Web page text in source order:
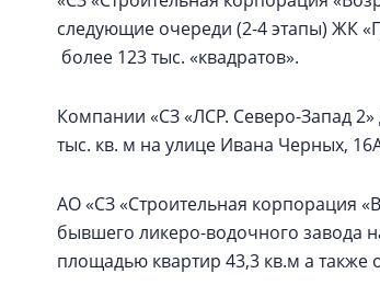
следующие очереди (2-4 этапы) ЖК
более 123 тыс. «квадратов».
Компании «СЗ «ЛСР. Северо-Запад
тыс. кв. м на улице Ивана Черных,
АО «СЗ «Строительная корпорация
бывшего ликеро-водочного завода
площадью квартир 43,3 кв.м а